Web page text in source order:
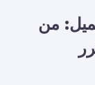
من